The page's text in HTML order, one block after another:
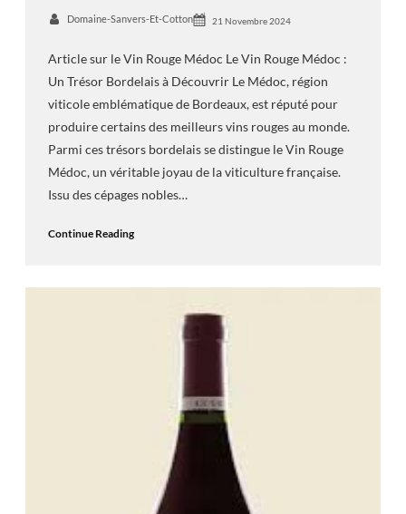
Domaine-Sanvers-Et-Cotton 21 Novembre 2024
Article sur le Vin Rouge Médoc Le Vin Rouge Médoc :
Un Trésor Bordelais à Découvrir Le Médoc, région
viticole emblématique de Bordeaux, est réputé pour
produire certains des meilleurs vins rouges au monde.
Parmi ces trésors bordelais se distingue le Vin Rouge
Médoc, un véritable joyau de la viticulture française.
Issu des cépages nobles…
Continue Reading